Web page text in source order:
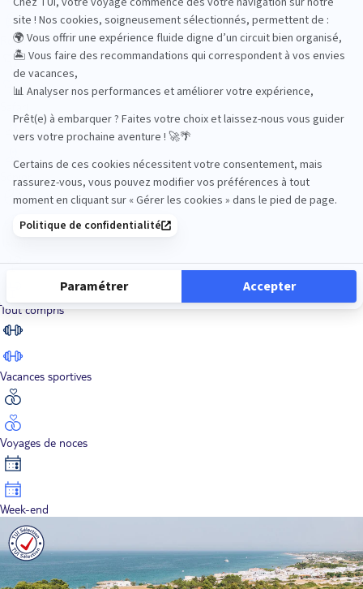
Road Trips
Sénior
Tout compris
Vacances sportives
Voyages de noces
Week-end